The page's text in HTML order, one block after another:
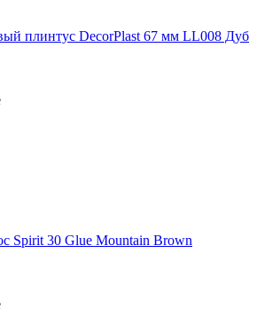
плинтус DecorPlast 67 мм LL008 Дуб
Spirit 30 Glue Mountain Brown